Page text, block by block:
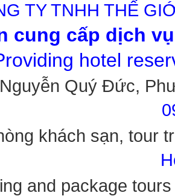
TY TNHH THẾ
cung cấp dịch
hotel
Quý Đức,
khách sạn, tour
and package